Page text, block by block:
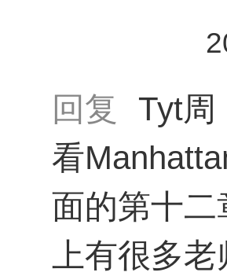
回复
Tyt周
看
面的第十
上有很多